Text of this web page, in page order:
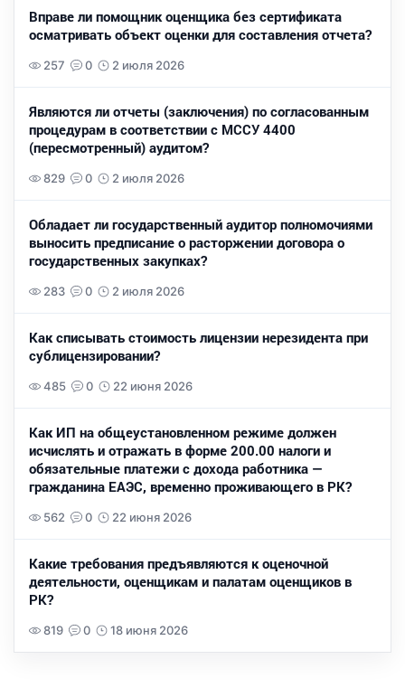
Вправе ли помощник оценщика без сертификата
осматривать объект оценки для составления отчета?
257 0 2 июля 2026
Являются ли отчеты (заключения) по согласованным
процедурам в соответствии с МССУ 4400
(пересмотренный) аудитом?
829 0 2 июля 2026
Обладает ли государственный аудитор полномочиями
выносить предписание о расторжении договора о
государственных закупках?
283 0 2 июля 2026
Как списывать стоимость лицензии нерезидента при
сублицензировании?
485 0 22 июня 2026
Как ИП на общеустановленном режиме должен
исчислять и отражать в форме 200.00 налоги и
обязательные платежи с дохода работника —
гражданина ЕАЭС, временно проживающего в РК?
562 0 22 июня 2026
Какие требования предъявляются к оценочной
деятельности, оценщикам и палатам оценщиков в
РК?
819 0 18 июня 2026